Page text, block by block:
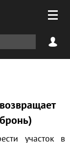
участок в